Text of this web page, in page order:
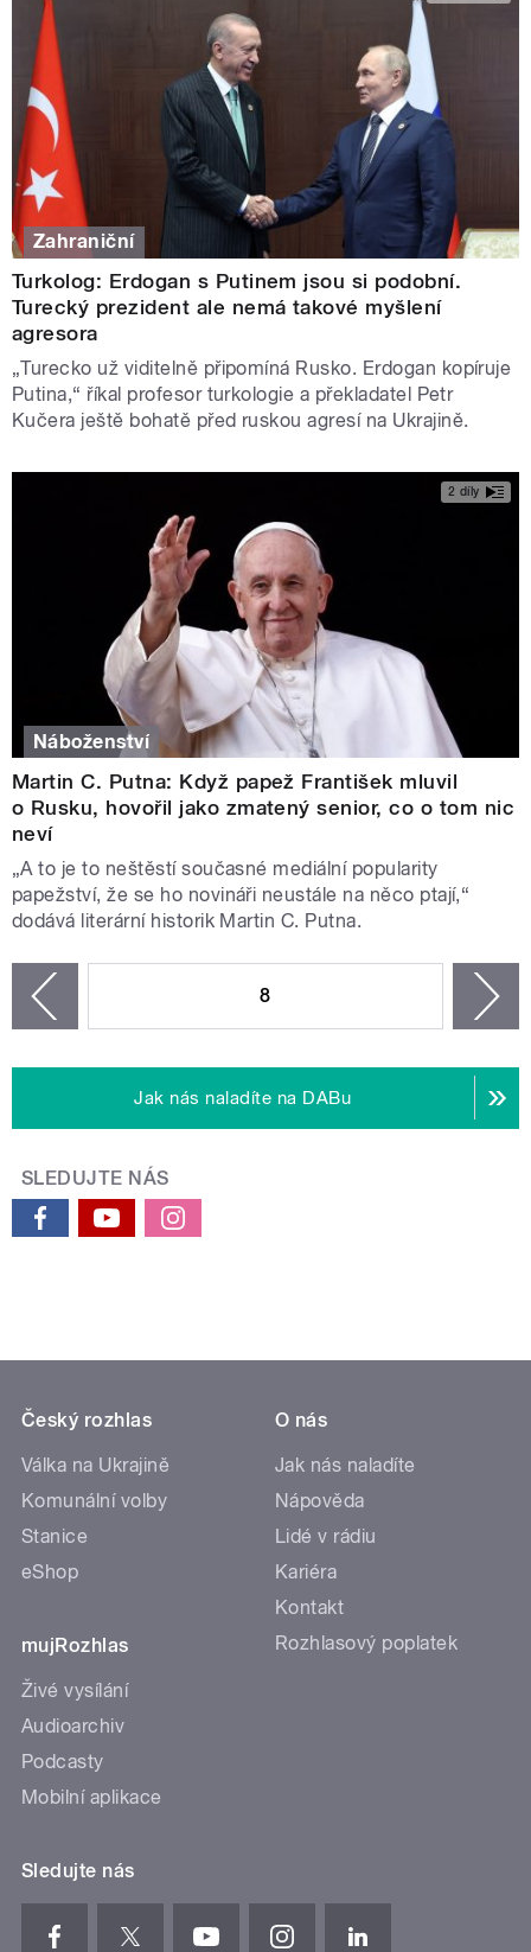
Zahraniční
Turkolog: Erdogan s Putinem jsou si podobní.
Turecký prezident ale nemá takové myšlení
agresora
„Turecko už viditelně připomíná Rusko. Erdogan kopíruje
Putina,“ říkal profesor turkologie a překladatel Petr
Kučera ještě bohatě před ruskou agresí na Ukrajině.
2 díly
Náboženství
Martin C. Putna: Když papež František mluvil
o Rusku, hovořil jako zmatený senior, co o tom nic
neví
„A to je to neštěstí současné mediální popularity
papežství, že se ho novináři neustále na něco ptají,“
dodává literární historik Martin C. Putna.
8
Jak nás naladíte na DABu
SLEDUJTE NÁS
Český rozhlas
Válka na Ukrajině
Komunální volby
Stanice
eShop
mujRozhlas
Živé vysílání
Audioarchiv
Podcasty
Mobilní aplikace
O nás
Jak nás naladíte
Nápověda
Lidé v rádiu
Kariéra
Kontakt
Rozhlasový poplatek
Sledujte nás